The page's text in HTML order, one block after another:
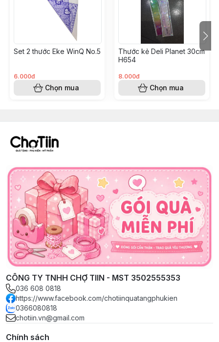
Set 2 thước Eke WinQ No.5
6.000đ
Chọn mua
Thước kẻ Deli Planet 30cm
H654
8.000đ
Chọn mua
CÔNG TY TNHH CHỢ TIIN - MST 3502555353
036 608 0818
https://www.facebook.com/chotiinquatangphukien
0366080818
chotiin.vn@gmail.com
Chính sách